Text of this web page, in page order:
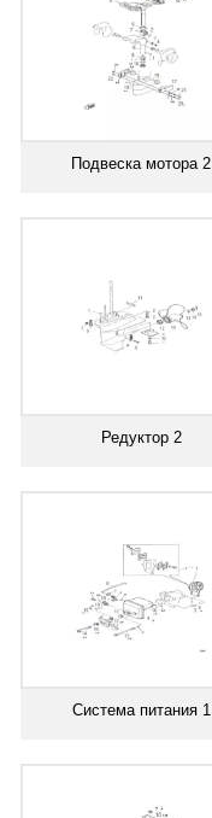
Подвеска мотора 2
Редуктор 2
Система питания 1